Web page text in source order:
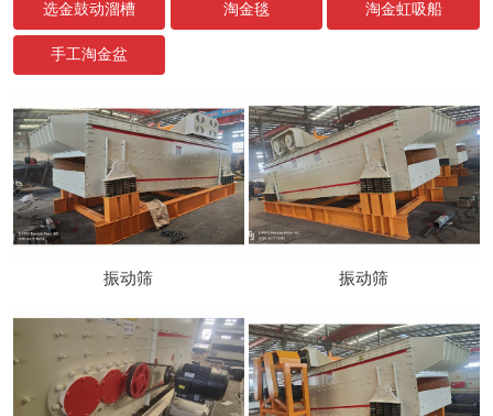
选金鼓动溜槽 淘金毯 淘金虹吸船
手工淘金盆
振动筛 振动筛